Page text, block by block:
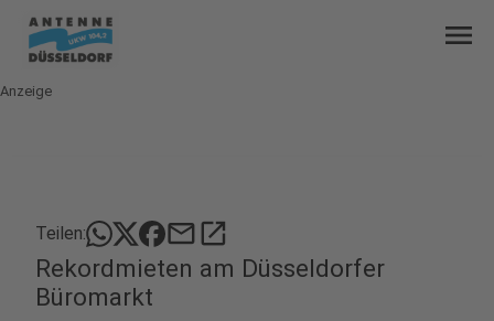
menu
Anzeige
Teilen: mailopen_in_new
Rekordmieten am Düsseldorfer
Büromarkt